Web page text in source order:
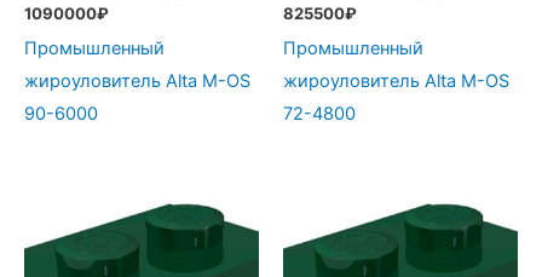
1090000₽
Промышленный
жироуловитель Alta М-OS
90-6000
825500₽
Промышленный
жироуловитель Alta М-OS
72-4800